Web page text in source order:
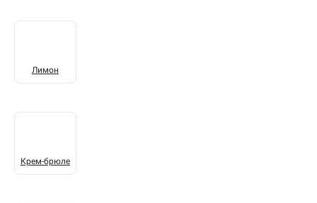
Лимон
Крем-брюле